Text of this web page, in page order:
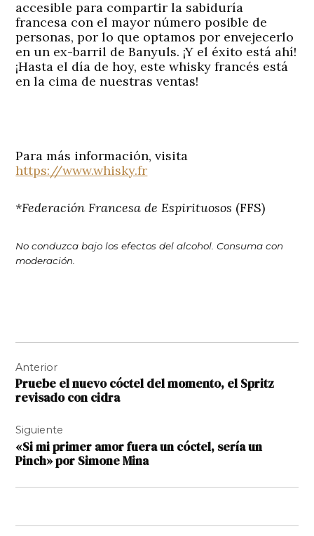
accesible para compartir la sabiduría
francesa con el mayor número posible de
personas, por lo que optamos por envejecerlo
en un ex-barril de Banyuls. ¡Y el éxito está ahí!
¡Hasta el día de hoy, este whisky francés está
en la cima de nuestras ventas!
Para más información, visita
https://www.whisky.fr
*Federación Francesa de Espirituosos (FFS)
No conduzca bajo los efectos del alcohol. Consuma con
moderación.
de
entradas
Anterior
Pruebe el nuevo cóctel del momento, el Spritz
revisado con cidra
Siguiente
«Si mi primer amor fuera un cóctel, sería un
Pinch» por Simone Mina